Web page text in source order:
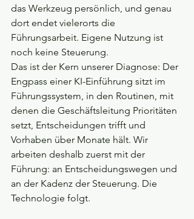
das Werkzeug persönlich, und genau
dort endet vielerorts die
Führungsarbeit. Eigene Nutzung ist
noch keine Steuerung.
Das ist der Kern unserer Diagnose: Der
Engpass einer KI-Einführung sitzt im
Führungssystem, in den Routinen, mit
denen die Geschäftsleitung Prioritäten
setzt, Entscheidungen trifft und
Vorhaben über Monate hält. Wir
arbeiten deshalb zuerst mit der
Führung: an Entscheidungswegen und
an der Kadenz der Steuerung. Die
Technologie folgt.